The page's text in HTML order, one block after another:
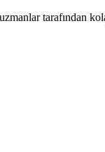
tarafından